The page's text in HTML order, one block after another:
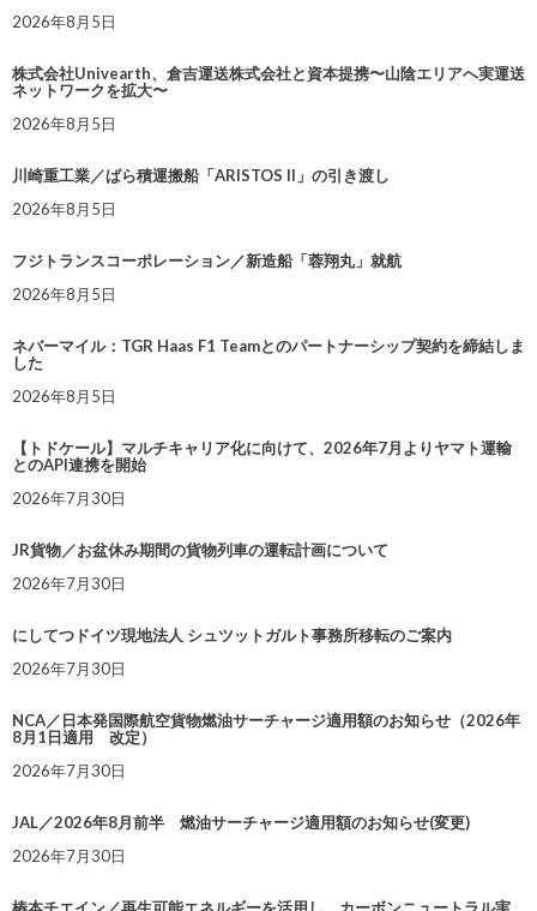
2026年8月5日
株式会社Univearth、倉吉運送株式会社と資本提携〜山陰エリアへ実運送
ネットワークを拡大〜
2026年8月5日
川崎重工業／ばら積運搬船「ARISTOS II」の引き渡し
2026年8月5日
フジトランスコーポレーション／新造船「蓉翔丸」就航
2026年8月5日
ネバーマイル：TGR Haas F1 Teamとのパートナーシップ契約を締結しま
した
2026年8月5日
【トドケール】マルチキャリア化に向けて、2026年7月よりヤマト運輸
とのAPI連携を開始
2026年7月30日
JR貨物／お盆休み期間の貨物列車の運転計画について
2026年7月30日
にしてつドイツ現地法人 シュツットガルト事務所移転のご案内
2026年7月30日
NCA／日本発国際航空貨物燃油サーチャージ適用額のお知らせ（2026年
8月1日適用 改定）
2026年7月30日
JAL／2026年8月前半 燃油サーチャージ適用額のお知らせ(変更)
2026年7月30日